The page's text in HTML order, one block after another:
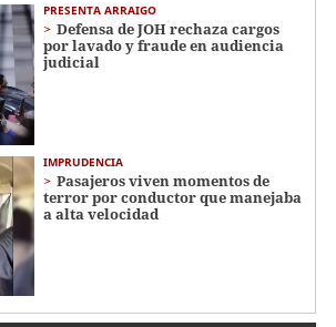
PRESENTA ARRAIGO
Defensa de JOH rechaza cargos
por lavado y fraude en audiencia
judicial
IMPRUDENCIA
Pasajeros viven momentos de
terror por conductor que manejaba
a alta velocidad